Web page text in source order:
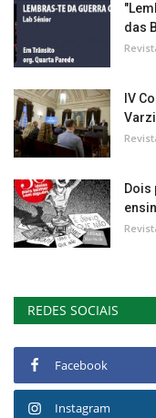
das
IV
Dois
REDES SOCIAIS
Facebook
Instagram